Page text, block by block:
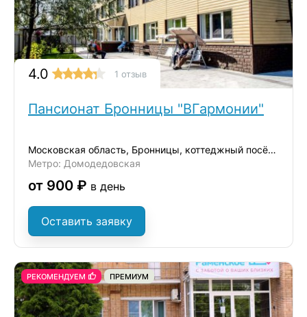
4.0 1 отзыв
Пансионат Бронницы "ВГармонии"
Московская область, Бронницы, коттеджный посёлок Бронницы, 40
Метро: Домодедовская
от 900 ₽ в день
Оставить заявку
РЕКОМЕНДУЕМ ПРЕМИУМ